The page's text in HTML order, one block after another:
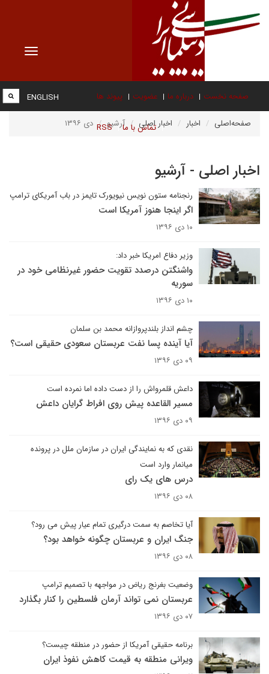
Toggle
صفحه نخست درباره ما عضویت پیوند ها
تماس با ما RSS
ENGLISH
صفحه‌اصلی اخبار اخبار اصلی آرشیو دی ۱۳۹۶
اخبار اصلی - آرشیو
رنجنامه ستون نویس نیویورک تایمز در باب آمریکای ترامپ
اگر اینجا هنوز آمریکا است
۱۰ دی ۱۳۹۶
وزیر دفاع امریکا خبر داد:
واشنگتن درصدد تقویت حضور غیرنظامی خود در
سوریه
۱۰ دی ۱۳۹۶
چشم انداز بلندپروازانه محمد بن سلمان
آیا آینده پسا نفت عربستان سعودی حقیقی است؟
۰۹ دی ۱۳۹۶
داعش قلمرواش را از دست داده اما نمرده است
مسیر القاعده پیش روی افراط گرایان داعش
۰۹ دی ۱۳۹۶
نقدی که به نمایندگی ایران در سازمان ملل در پرونده
میانمار وارد است
درس های یک رای
۰۸ دی ۱۳۹۶
آیا تخاصم به سمت درگیری تمام عیار پیش می رود؟
جنگ ایران و عربستان چگونه خواهد بود؟
۰۸ دی ۱۳۹۶
وضعیت بغرنج ریاض در مواجهه با تصمیم ترامپ
عربستان نمی تواند آرمان فلسطین را کنار بگذارد
۰۷ دی ۱۳۹۶
برنامه حقیقی آمریکا از حضور در منطقه چیست؟
ویرانی منطقه به قیمت کاهش نفوذ ایران